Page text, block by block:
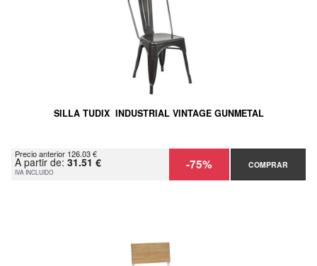
SILLA TUDIX INDUSTRIAL VINTAGE GUNMETAL
Precio anterior 126.03 €
A partir de: 31.51 €
IVA INCLUIDO -75% COMPRAR